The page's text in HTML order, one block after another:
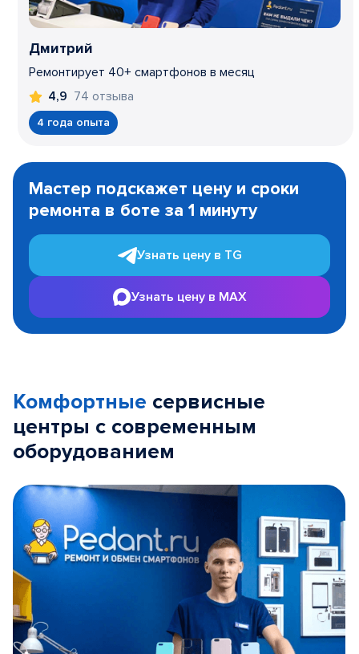
Дмитрий
Ремонтирует 40+ смартфонов в месяц
4,9 74 отзыва
4 года опыта
1
Мастер подскажет цену и сроки
ремонта в боте за 1 минуту
Узнать цену в TG
Узнать цену в MAX
Комфортные сервисные
центры с современным
оборудованием